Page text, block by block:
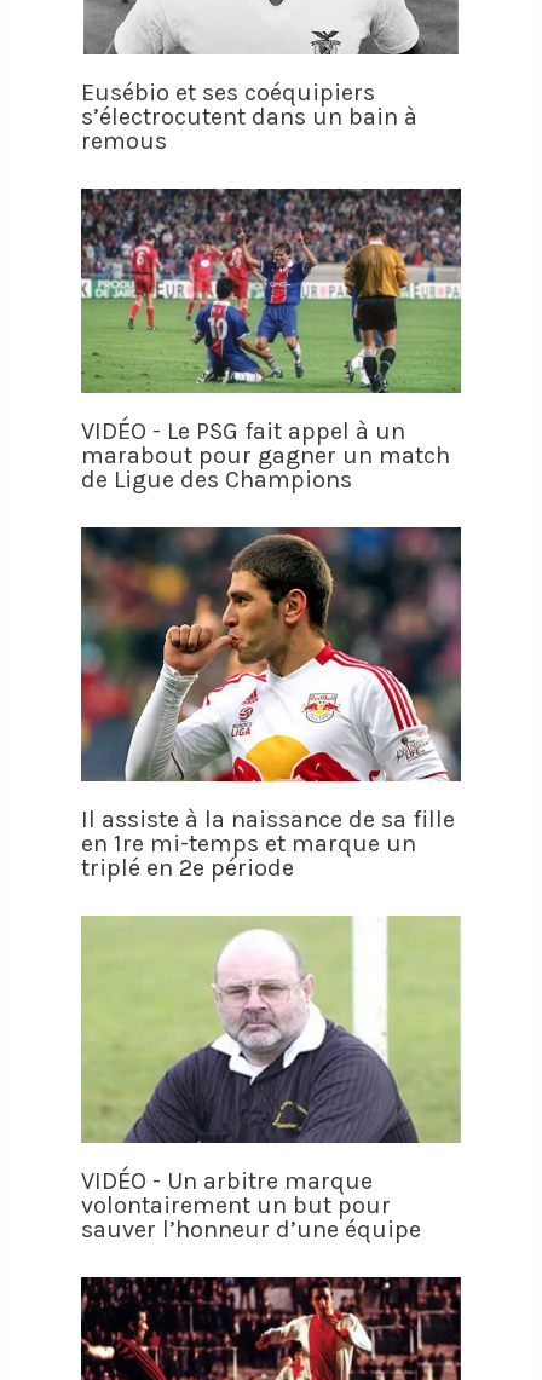
Eusébio et ses coéquipiers
s’électrocutent dans un bain à
remous
VIDÉO - Le PSG fait appel à un
marabout pour gagner un match
de Ligue des Champions
Il assiste à la naissance de sa fille
en 1re mi-temps et marque un
triplé en 2e période
VIDÉO - Un arbitre marque
volontairement un but pour
sauver l’honneur d’une équipe